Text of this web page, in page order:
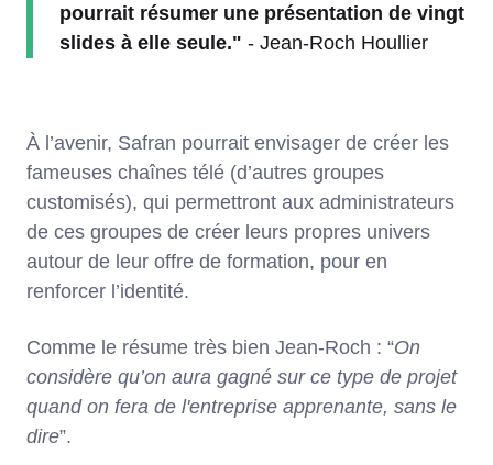
pourrait résumer une présentation de vingt
slides à elle seule." - Jean-Roch Houllier
À l’avenir, Safran pourrait envisager de créer les
fameuses chaînes télé (d’autres groupes
customisés), qui permettront aux administrateurs
de ces groupes de créer leurs propres univers
autour de leur offre de formation, pour en
renforcer l’identité.
Comme le résume très bien Jean-Roch : “On
considère qu’on aura gagné sur ce type de projet
quand on fera de l'entreprise apprenante, sans le
dire”.